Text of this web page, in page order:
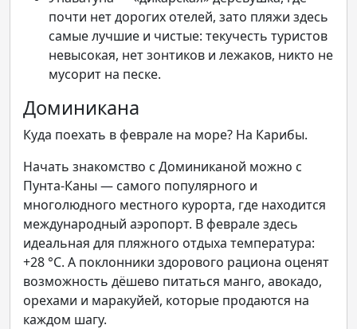
почти нет дорогих отелей, зато пляжи здесь
самые лучшие и чистые: текучесть туристов
невысокая, нет зонтиков и лежаков, никто не
мусорит на песке.
Доминикана
Куда поехать в феврале на море? На Карибы.
Начать знакомство с Доминиканой можно с
Пунта-Каны — самого популярного и
многолюдного местного курорта, где находится
международный аэропорт. В феврале здесь
идеальная для пляжного отдыха температура:
+28 °С. А поклонники здорового рациона оценят
возможность дёшево питаться манго, авокадо,
орехами и маракуйей, которые продаются на
каждом шагу.